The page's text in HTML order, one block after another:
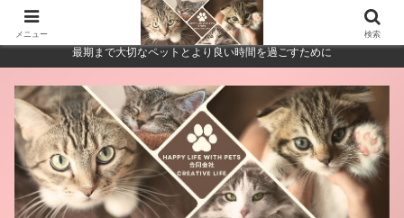
最期まで大切なペットとより良い時間を過ごすために
メニュー 検索